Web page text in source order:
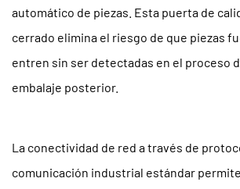
automático de piezas. Esta puerta de
cerrado elimina el riesgo de que piezas
entren sin ser detectadas en el proceso
embalaje posterior.
La conectividad de red a través de
comunicación industrial estándar